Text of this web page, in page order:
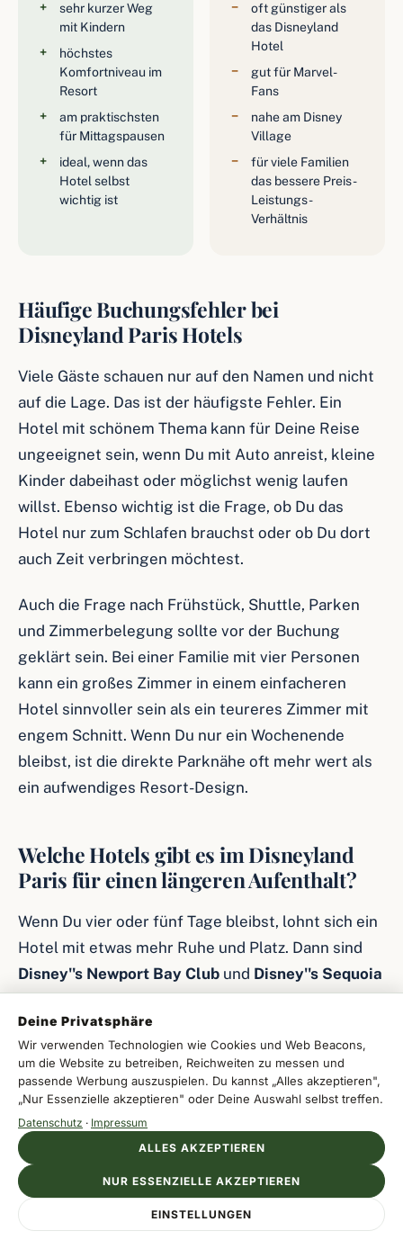
sehr kurzer Weg
mit Kindern
höchstes
Komfortniveau im
Resort
am praktischsten
für Mittagspausen
ideal, wenn das
Hotel selbst
wichtig ist
oft günstiger als
das Disneyland
Hotel
gut für Marvel-
Fans
nahe am Disney
Village
für viele Familien
das bessere Preis-
Leistungs-
Verhältnis
Häufige Buchungsfehler bei
Disneyland Paris Hotels
Viele Gäste schauen nur auf den Namen und nicht
auf die Lage. Das ist der häufigste Fehler. Ein
Hotel mit schönem Thema kann für Deine Reise
ungeeignet sein, wenn Du mit Auto anreist, kleine
Kinder dabeihast oder möglichst wenig laufen
willst. Ebenso wichtig ist die Frage, ob Du das
Hotel nur zum Schlafen brauchst oder ob Du dort
auch Zeit verbringen möchtest.
Auch die Frage nach Frühstück, Shuttle, Parken
und Zimmerbelegung sollte vor der Buchung
geklärt sein. Bei einer Familie mit vier Personen
kann ein großes Zimmer in einem einfacheren
Hotel sinnvoller sein als ein teureres Zimmer mit
engem Schnitt. Wenn Du nur ein Wochenende
bleibst, ist die direkte Parknähe oft mehr wert als
ein aufwendiges Resort-Design.
Welche Hotels gibt es im Disneyland
Paris für einen längeren Aufenthalt?
Wenn Du vier oder fünf Tage bleibst, lohnt sich ein
Hotel mit etwas mehr Ruhe und Platz. Dann sind
Disney''s Newport Bay Club und Disney''s Sequoia
und Gepäck kommt, kann auch die
Ranchin Betracht ziehen, vor allem mit Kindern
und mehreren Reisenden. Für einen sehr kurzen
Aufenthalt bleibt dasDisneyland Hoteldie
bequemste, aber auch teuerste Lösung.
Was kostet ein Hotel im Disneyland
Paris ungefähr?
Anzeige
ATZAVARA HOTEL & SPA
Hotel & Spa aus einem Guss
Deine Privatsphäre
Wir verwenden Technologien wie Cookies und Web Beacons,
um die Website zu betreiben, Reichweiten zu messen und
passende Werbung auszuspielen. Du kannst „Alles akzeptieren",
„Nur Essenzielle akzeptieren" oder Deine Auswahl selbst treffen.
Datenschutz · Impressum
EINSTELLUNGEN
NUR ESSENZIELLE AKZEPTIEREN
ALLES AKZEPTIEREN